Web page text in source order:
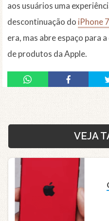
aos usuários uma
descontinuação do iPhone 7
era, mas abre espaço para
de produtos da Apple.
VEJA